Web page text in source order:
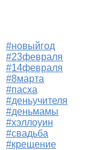
#новыйгод
#23февраля
#14февраля
#8марта
#пасха
#деньучителя
#деньмамы
#хэллоуин
#свадьба
#крещение